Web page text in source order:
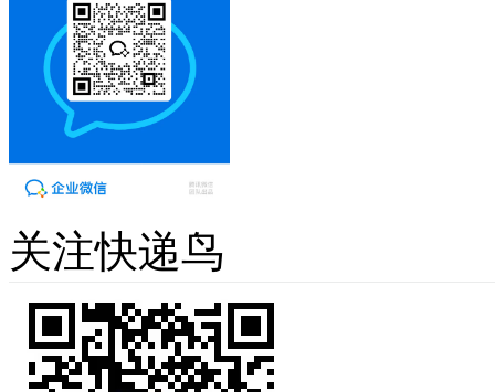
关注快递鸟